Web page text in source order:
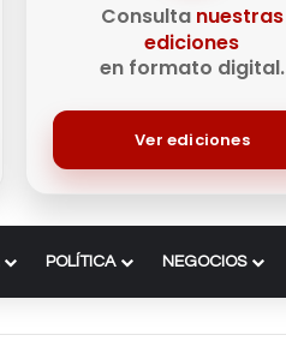
Consulta nuestras
ediciones
en formato digital.
Ver ediciones
POLÍTICA NEGOCIOS